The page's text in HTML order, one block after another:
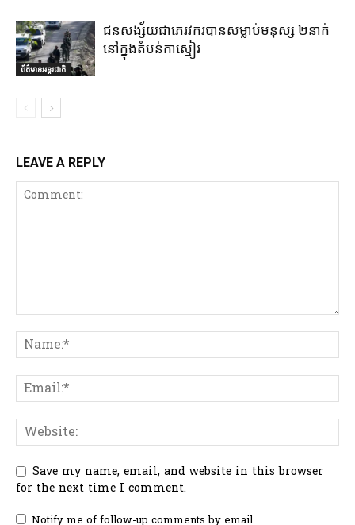
ព័ត៌មានអន្តរជាតិ
ជនសង្ស័យជាភេរវករបានសម្លាប់មនុស្ស ២នាក់
នៅក្នុងតំបន់កាស្មៀរ
LEAVE A REPLY
Save my name, email, and website in this browser
for the next time I comment.
Notify me of follow-up comments by email.